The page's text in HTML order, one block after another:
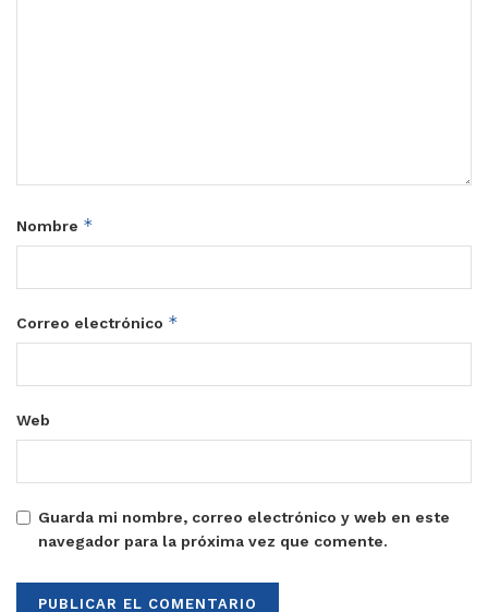
Nombre *
Correo electrónico *
Web
Guarda mi nombre, correo electrónico y web en este
navegador para la próxima vez que comente.